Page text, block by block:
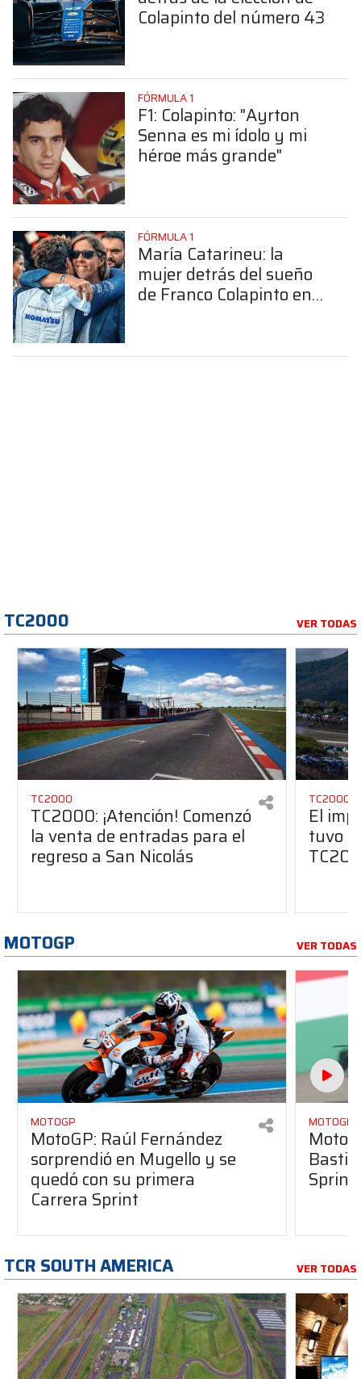
Colapinto del número 43
FÓRMULA 1
F1: Colapinto: "Ayrton
Senna es mi ídolo y mi
héroe más grande"
FÓRMULA 1
María Catarineu: la
mujer detrás del sueño
de Franco Colapinto en
TC2000 VER TODAS
TC2000
TC2000: ¡Atención! Comenzó
la venta de entradas para el
regreso a San Nicolás
TC2000
El
tuvo
MOTOGP VER TODAS
MOTOGP
MotoGP: Raúl Fernández
sorprendió en Mugello y se
quedó con su primera
Carrera Sprint
MOTOGP
Sprint
TCR SOUTH AMERICA VER TODAS